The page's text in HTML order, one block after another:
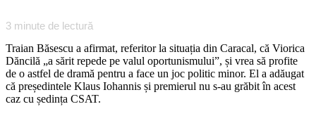
3 minute de lectură
Traian Băsescu a afirmat, referitor la situația din Caracal, că Viorica
Dăncilă „a sărit repede pe valul oportunismului”, și vrea să profite
de o astfel de dramă pentru a face un joc politic minor. El a adăugat
că președintele Klaus Iohannis și premierul nu s-au grăbit în acest
caz cu ședința CSAT.